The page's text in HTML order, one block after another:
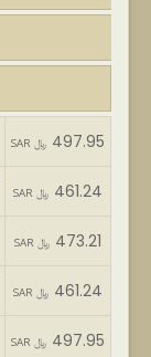
SAR ﷼ 497.95
SAR ﷼ 461.24
SAR ﷼ 473.21
SAR ﷼ 461.24
SAR ﷼ 497.95